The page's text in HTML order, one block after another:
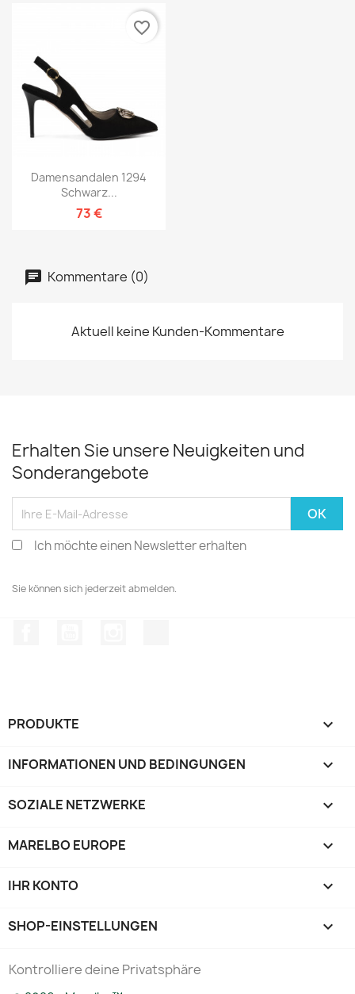
Damensandalen 1294
Schwarz...
73 €
favorite_border
Kommentare (0)
Aktuell keine Kunden-Kommentare
Erhalten Sie unsere Neuigkeiten und
Sonderangebote
Ich möchte einen Newsletter erhalten
Sie können sich jederzeit abmelden.
PRODUKTE 
INFORMATIONEN UND BEDINGUNGEN 
SOZIALE NETZWERKE 
MARELBO EUROPE 
IHR KONTO 
SHOP-EINSTELLUNGEN keyboard_arrow_down
Kontrolliere deine Privatsphäre